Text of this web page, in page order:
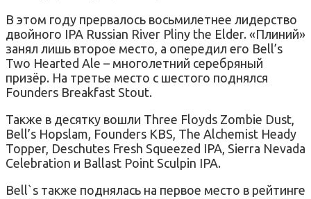
В этом году прервалось восьмилетнее лидерство
двойного IPA Russian River Pliny the Elder. «Плиний»
занял лишь второе место, а опередил его Bell’s
Two Hearted Ale – многолетний серебряный
призёр. На третье место с шестого поднялся
Founders Breakfast Stout.
Также в десятку вошли Three Floyds Zombie Dust,
Bell’s Hopslam, Founders KBS, The Alchemist Heady
Topper, Deschutes Fresh Squeezed IPA, Sierra Nevada
Celebration и Ballast Point Sculpin IPA.
Bell`s также поднялась на первое место в рейтинге